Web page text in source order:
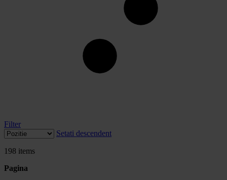
Filter
Setati descendent
198 items
Pagina